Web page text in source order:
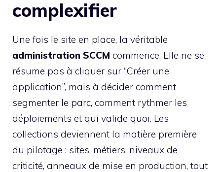
complexifier
Une fois le site en place, la véritable
administration SCCM commence. Elle ne se
résume pas à cliquer sur “Créer une
application”, mais à décider comment
segmenter le parc, comment rythmer les
déploiements et qui valide quoi. Les
collections deviennent la matière première
du pilotage : sites, métiers, niveaux de
criticité, anneaux de mise en production, tout